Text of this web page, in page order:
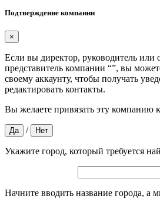
Подтверждение компании
×
Если вы директор, руководитель
представитель компании “”, вы
своему аккаунту, чтобы получать
редактировать контакты.
Вы желаете привязать эту компанию
Да / Нет
Укажите город, который требуется
Начните вводить название города, а